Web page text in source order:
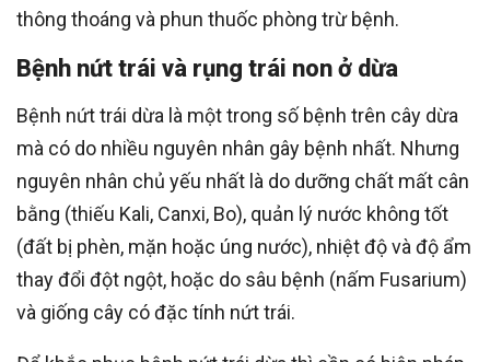
thông thoáng và phun thuốc phòng trừ bệnh.
Bệnh nứt trái và rụng trái non ở dừa
Bệnh nứt trái dừa là một trong số bệnh trên cây dừa
mà có do nhiều nguyên nhân gây bệnh nhất. Nhưng
nguyên nhân chủ yếu nhất là do dưỡng chất mất cân
bằng (thiếu Kali, Canxi, Bo), quản lý nước không tốt
(đất bị phèn, mặn hoặc úng nước), nhiệt độ và độ ẩm
thay đổi đột ngột, hoặc do sâu bệnh (nấm Fusarium)
và giống cây có đặc tính nứt trái.